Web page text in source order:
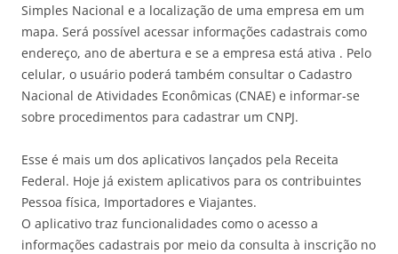
Simples Nacional e a localização de uma empresa em um
mapa. Será possível acessar informações cadastrais como
endereço, ano de abertura e se a empresa está ativa . Pelo
celular, o usuário poderá também consultar o Cadastro
Nacional de Atividades Econômicas (CNAE) e informar-se
sobre procedimentos para cadastrar um CNPJ.
Esse é mais um dos aplicativos lançados pela Receita
Federal. Hoje já existem aplicativos para os contribuintes
Pessoa física, Importadores e Viajantes.
O aplicativo traz funcionalidades como o acesso a
informações cadastrais por meio da consulta à inscrição no